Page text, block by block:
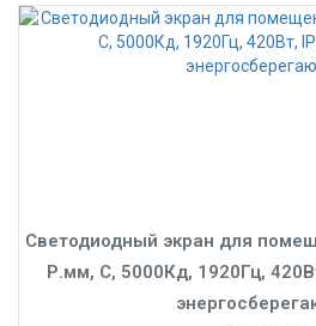
Светодиодный экран для
Р.мм, C, 5000Кд, 1920Гц,